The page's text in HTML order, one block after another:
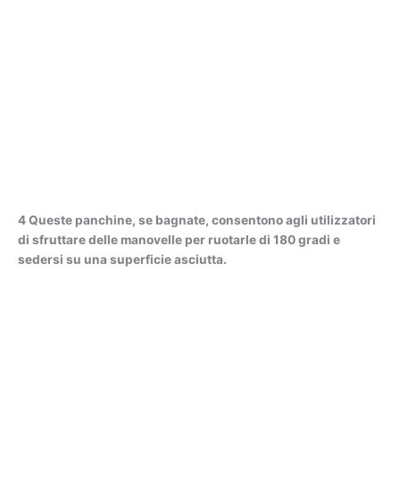
4 Queste panchine, se bagnate, consentono agli utilizzatori
di sfruttare delle manovelle per ruotarle di 180 gradi e
sedersi su una superficie asciutta.